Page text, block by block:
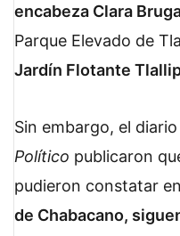
o
o
d
I
A
p
r
a
encabeza Clara
Parque Elevado de
Jardín Flotante
Sin embargo, el diario
Político publicaron
pudieron constatar en
de Chabacano,